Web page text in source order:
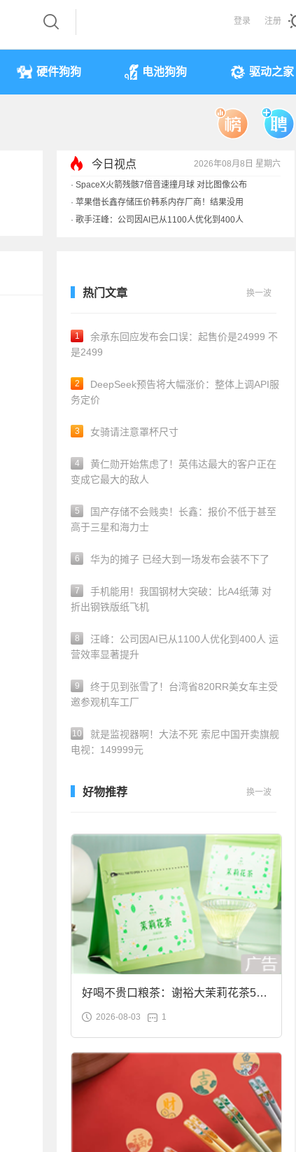
登录 注册
硬件狗狗 电池狗狗 驱动之家
今日视点 2026年08月8日 星期六
· SpaceX火箭残骸7倍音速撞月球 对比图像公布
· 苹果借长鑫存储压价韩系内存厂商！结果没用
· 歌手汪峰：公司因AI已从1100人优化到400人
热门文章 换一波
1
余承东回应发布会口误：起售价是24999 不
是2499
2
DeepSeek预告将大幅涨价：整体上调API服
务定价
3 女骑请注意罩杯尺寸
4
黄仁勋开始焦虑了！英伟达最大的客户正在
变成它最大的敌人
5
国产存储不会贱卖！长鑫：报价不低于甚至
高于三星和海力士
6 华为的摊子 已经大到一场发布会装不下了
7
手机能用！我国钢材大突破：比A4纸薄 对
折出钢铁版纸飞机
8
汪峰：公司因AI已从1100人优化到400人 运
营效率显著提升
9
终于见到张雪了！台湾省820RR美女车主受
邀参观机车工厂
10
就是监视器啊！大法不死 索尼中国开卖旗舰
电视：149999元
好物推荐 换一波
好喝不贵口粮茶：谢裕大茉莉花茶50g
袋装9.9元到手
2026-08-03 1